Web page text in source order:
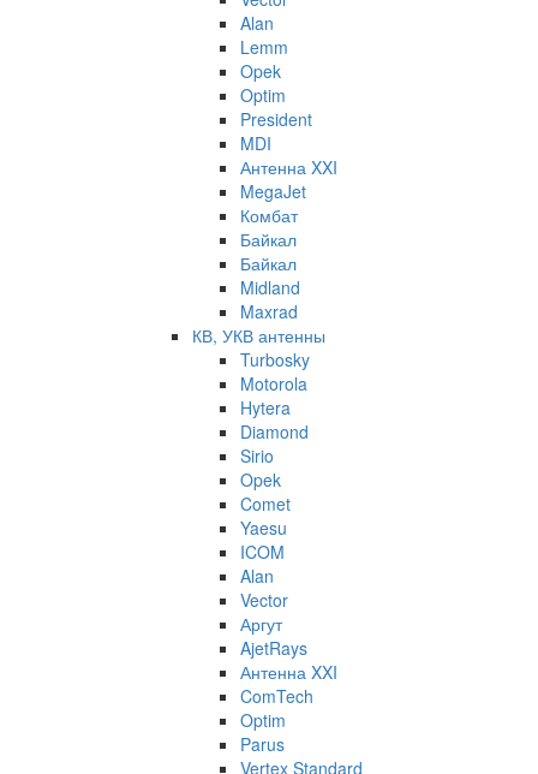
Alan
Lemm
Opek
Optim
President
MDI
Антенна XXI
MegaJet
Комбат
Байкал
Байкал
Midland
Maxrad
КВ, УКВ антенны
Turbosky
Motorola
Hytera
Diamond
Sirio
Opek
Comet
Yaesu
ICOM
Alan
Vector
Аргут
AjetRays
Антенна XXI
ComTech
Optim
Parus
Vertex Standard